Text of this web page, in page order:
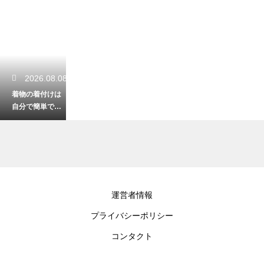
2026.08.08
着物の着付けは
自分で簡単でき
る！綺麗に着こ
運営者情報
プライバシーポリシー
コンタクト